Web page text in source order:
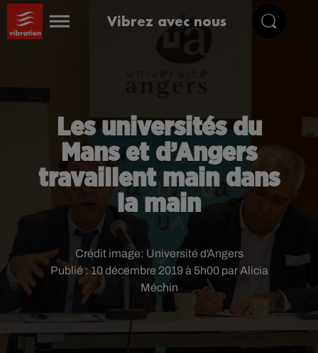
Vibrez avec nous
Les universités du
Mans et d’Angers
travaillent main dans
la main
Publié : 10 décembre 2019 à 5h00 par Alicia
Méchin
Crédit image: Université d'Angers